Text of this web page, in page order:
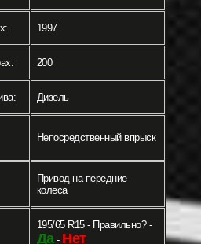
1997
200
Дизель
Непосредственный впрыск
Привод на передние
колеса
195/65 R15 - Правильно? -
Да- Нет